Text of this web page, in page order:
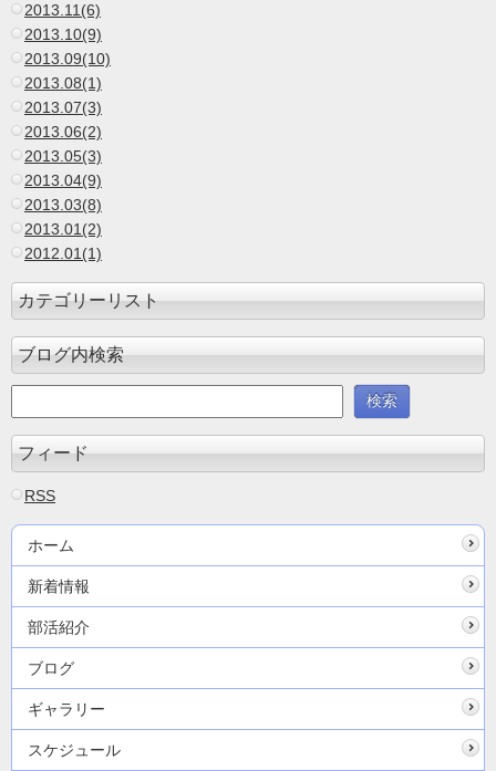
2013.11(6)
2013.10(9)
2013.09(10)
2013.08(1)
2013.07(3)
2013.06(2)
2013.05(3)
2013.04(9)
2013.03(8)
2013.01(2)
2012.01(1)
カテゴリーリスト
ブログ内検索
フィード
RSS
ホーム
新着情報
部活紹介
ブログ
ギャラリー
スケジュール